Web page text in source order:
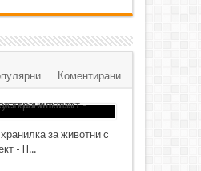
Коментирани
за животни с
- H...